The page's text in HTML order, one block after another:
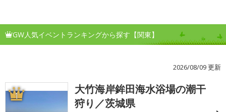
GW人気イベントランキングから探す【関東】
2026/08/09 更新
1
大竹海岸鉾田海水浴場の潮干
狩り／茨城県